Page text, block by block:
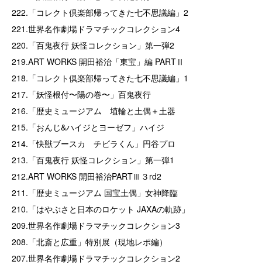
222.「コレクト倶楽部帰ってきた七不思議編」2
221.世界名作劇場ドラマチックコレクション4
220.「百鬼夜行 妖怪コレクション」第一弾2
219.ART WORKS 開田裕治「東宝」編 PARTⅡ
218.「コレクト倶楽部帰ってきた七不思議編」1
217.「妖怪根付〜陽の巻〜」百鬼夜行
216.「歴史ミュージアム 埴輪と土偶＋土器
215.「おんじ&ハイジとヨーゼフ」ハイジ
214.「快獣ブースカ チビラくん」円谷プロ
213.「百鬼夜行 妖怪コレクション」第一弾1
212.ART WORKS 開田裕治PARTⅢ３rd2
211.「歴史ミュージアム 国宝土偶」女神降臨
210.「はやぶさと日本のロケット JAXAの軌跡」
209.世界名作劇場ドラマチックコレクション3
208.「北斎と広重」特別展（現地レポ編）
207.世界名作劇場ドラマチックコレクション2